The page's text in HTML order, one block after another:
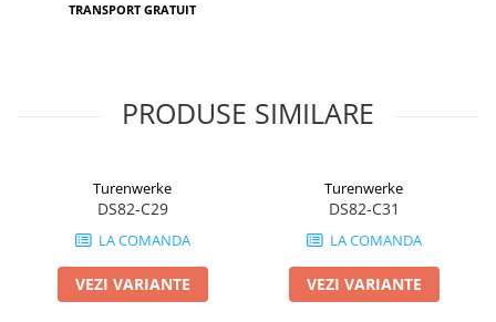
TRANSPORT GRATUIT
PRODUSE SIMILARE
Turenwerke
DS82-C29
LA COMANDA
VEZI VARIANTE
Turenwerke
DS82-C31
LA COMANDA
VEZI VARIANTE